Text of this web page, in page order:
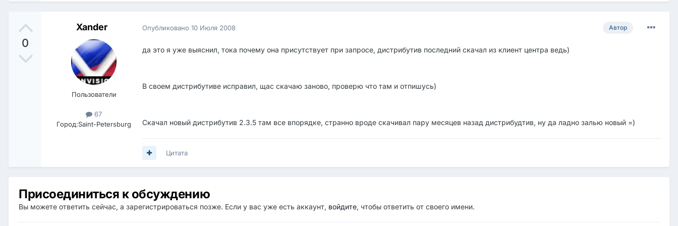
0
Xander
Пользователи
67
Город:Saint-Petersburg
Автор
Опубликовано 10 Июля 2008
да это я уже выяснил, тока почему она присутствует при запросе, дистрибутив последний скачал из клиент центра ведь)
В своем дистрибутиве исправил, щас скачаю заново, проверю что там и отпишусь)
Скачал новый дистрибутив 2.3.5 там все впорядке, странно вроде скачивал пару месяцев назад дистрибудтив, ну да ладно залью новый =)
Цитата
Присоединиться к обсуждению
Вы можете ответить сейчас, а зарегистрироваться позже. Если у вас уже есть аккаунт, войдите, чтобы ответить от своего имени.